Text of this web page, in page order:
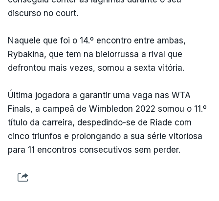
discurso no court.
Naquele que foi o 14.º encontro entre ambas,
Rybakina, que tem na bielorrussa a rival que
defrontou mais vezes, somou a sexta vitória.
Última jogadora a garantir uma vaga nas WTA
Finals, a campeã de Wimbledon 2022 somou o 11.º
título da carreira, despedindo-se de Riade com
cinco triunfos e prolongando a sua série vitoriosa
para 11 encontros consecutivos sem perder.